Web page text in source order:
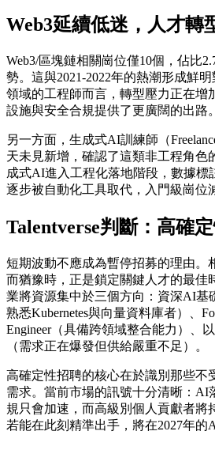
Web3延續低迷，人才轉
Web3/區塊鏈相關崗位僅10個，佔比
勢。這與2021-2022年的熱潮形成鮮
領域的工程師而言，轉型壓力正在增
設施與安全合規提供了更廣闊的出路。
另一方面，生成式AI訓練師（
天未見新增，確認了這類非工程角色
成式AI進入工程化落地階段，數據標
逐步被自動化工具取代，入門級崗位
Talentverse判斷：高確
短期波動不應成為暫停招募的理由。
而猶豫時，正是鎖定關鍵人才的最佳
業將資源集中於三個方向：資深AI基
熟悉Kubernetes與向量資料庫者）、
Engineer（具備跨領域整合能力）、
（需求正在爆發但供給嚴重不足）。
高確定性招聘的核心在於識別那些不
需求。當前市場的訊號十分清晰：AI
規只會加速，而高級別個人貢獻者將
若能在此刻精準出手，將在2027年的